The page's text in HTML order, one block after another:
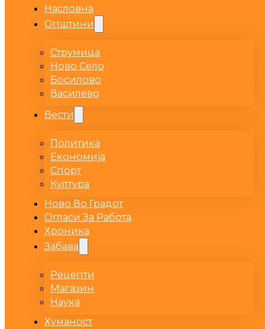
Насловна
Општини
Струмица
Ново Село
Босилово
Василево
Вести
Политика
Економија
Спорт
Култура
Ново Во Градот
Огласи За Работа
Хроника
Забава
Рецепти
Магазин
Наука
Хуманост